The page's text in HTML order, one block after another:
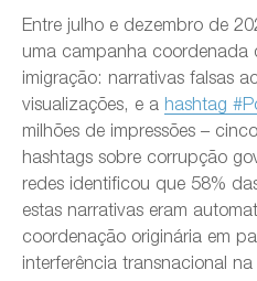
Entre julho e dezembro de
uma campanha coordenada
imigração: narrativas falsas
visualizações, e a hashtag
milhões de impressões –
hashtags sobre corrupção
redes identificou que 58%
estas narrativas eram
coordenação originária em
interferência transnacional